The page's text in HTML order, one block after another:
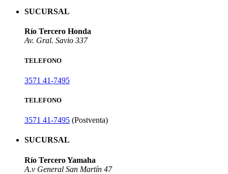
SUCURSAL
Río Tercero Honda
Av. Gral. Savio 337
TELEFONO
3571 41-7495
TELEFONO
3571 41-7495 (Postventa)
SUCURSAL
Río Tercero Yamaha
A.v General San Martín 47